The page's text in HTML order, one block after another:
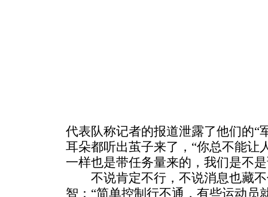
代表队称记者的报道泄露了他们的“
耳朵都听出茧子来了，“你总不能让
一样也是带任务量来的，我们是不
不说肯定不行，不说消息也藏不
智：“简单控制行不通，有些运动员